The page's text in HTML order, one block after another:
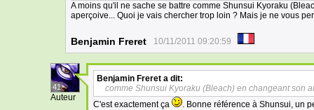
A moins qu'il ne sache se battre comme Shunsui Kyoraku
aperçoive... Quoi je vais chercher trop loin ? Mais je ne vous
Benjamin Freret 10/11/2011 09:20:59
41
Auteur
Benjamin Freret a dit:
comme Shunsui Kyoraku (Bleach) en changeant son
C'est exactement ça
. Bonne référence à Shunsui, un